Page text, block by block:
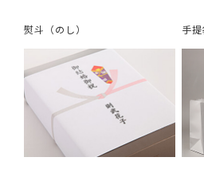
熨斗（のし） 手提